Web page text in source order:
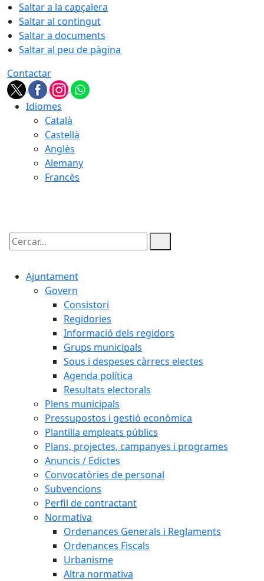
Saltar a la capçalera
Saltar al contingut
Saltar a documents
Saltar al peu de pàgina
Contactar
Idiomes
Català
Castellà
Anglès
Alemany
Francès
Cercar:
Ajuntament
Govern
Consistori
Regidories
Informació dels regidors
Grups municipals
Sous i despeses càrrecs electes
Agenda política
Resultats electorals
Plens municipals
Pressupostos i gestió econòmica
Plantilla empleats públics
Plans, projectes, campanyes i programes
Anuncis / Edictes
Convocatòries de personal
Subvencions
Perfil de contractant
Normativa
Ordenances Generals i Reglaments
Ordenances Fiscals
Urbanisme
Altra normativa